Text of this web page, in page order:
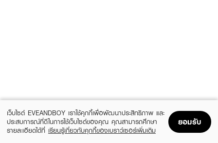
เว็บไซต์ EVEANDBOY เราใช้คุกกี้เพื่อพัฒนาประสิทธิภาพ และ
ประสบการณ์ที่ดีในการใช้เว็บไซต์ของคุณ คุณสามารถศึกษา
รายละเอียดได้ที่ เรียนรู้เกี่ยวกับคุกกี้ของเบราว์เซอร์เพิ่มเติม
ยอมรับ